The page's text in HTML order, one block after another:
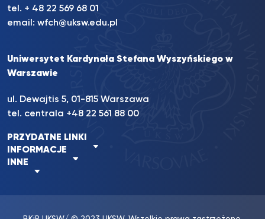
tel. + 48 22 569 68 01
email: wfch@uksw.edu.pl
Uniwersytet Kardynała Stefana Wyszyńskiego w
Warszawie
ul. Dewajtis 5, 01-815 Warszawa
tel. centrala +48 22 561 88 00
PRZYDATNE LINKI
INFORMACJE
INNE